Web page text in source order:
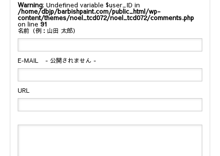
Warning : Undefined variable $user_ID in
/home/dbjp/barbishpaint.com/public_html/wp-
content/themes/noel_tcd072/noel_tcd072/comments.php
on line 91
名前（例：山田 太郎）
E-MAIL - 公開されません -
URL